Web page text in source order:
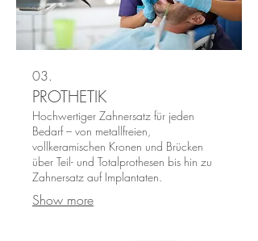
03.
PROTHETIK
Hochwertiger Zahnersatz für jeden
Bedarf – von metallfreien,
vollkeramischen Kronen und Brücken
über Teil- und Totalprothesen bis hin zu
Zahnersatz auf Implantaten.
Show more